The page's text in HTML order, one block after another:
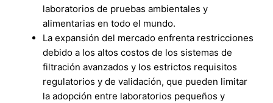
laboratorios de pruebas ambientales y
alimentarias en todo el mundo.
La expansión del mercado enfrenta restricciones
debido a los altos costos de los sistemas de
filtración avanzados y los estrictos requisitos
regulatorios y de validación, que pueden limitar
la adopción entre laboratorios pequeños y